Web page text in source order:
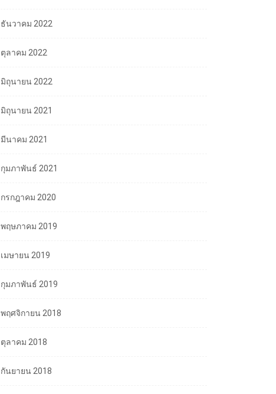
ธันวาคม 2022
ตุลาคม 2022
มิถุนายน 2022
มิถุนายน 2021
มีนาคม 2021
กุมภาพันธ์ 2021
กรกฎาคม 2020
พฤษภาคม 2019
เมษายน 2019
กุมภาพันธ์ 2019
พฤศจิกายน 2018
ตุลาคม 2018
กันยายน 2018